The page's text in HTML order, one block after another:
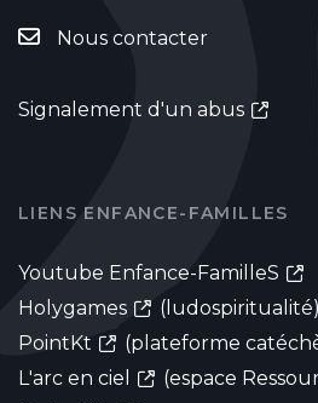
Nous contacter
Signalement d'un abus
LIENS ENFANCE-FAMILLES
Youtube Enfance-FamilleS
Holygames
(ludospiritualité)
PointKt
(plateforme
L'arc en ciel
(espace